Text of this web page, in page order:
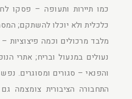
כמו תיירות ותעופה – פסקו
כלכלית ולא יוכלו להשתקם;
מלבד מרכולים וכמה
נעולים במנעול ובריח; אתרי
והפנאי – סגורים ומסוגרים.
התחבורה הציבורית צומצמה